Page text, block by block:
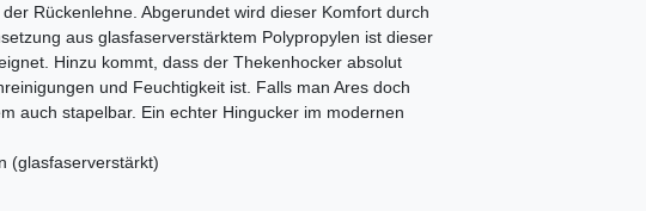
Rückenlehne. Abgerundet wird dieser Komfort durch
aus glasfaserverstärktem Polypropylen ist dieser
Hinzu kommt, dass der Thekenhocker absolut
und Feuchtigkeit ist. Falls man Ares doch
auch stapelbar. Ein echter Hingucker im modernen
(glasfaserverstärkt)